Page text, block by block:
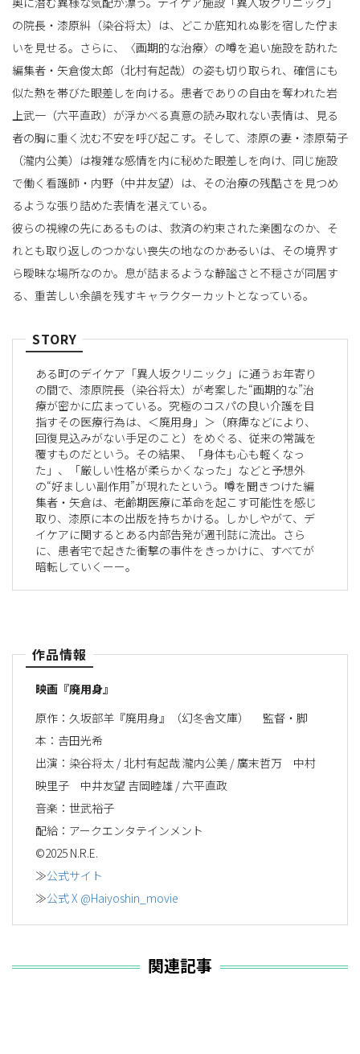
の院長・漆原糾（染谷将太）は、どこか底知れぬ影を宿した佇ま
いを見せる。さらに、〈画期的な治療〉の噂を追い施設を訪れた
編集者・矢倉俊太郎（北村有起哉）の姿も切り取られ、確信にも
似た熱を帯びた眼差しを向ける。患者でありの自由を奪われた岩
上武一（六平直政）が浮かべる真意の読み取れない表情は、見る
者の胸に重く沈む不安を呼び起こす。そして、漆原の妻・漆原菊子
（瀧内公美）は複雑な感情を内に秘めた眼差しを向け、同じ施設
で働く看護師・内野（中井友望）は、その治療の残酷さを見つめ
るような張り詰めた表情を湛えている。
彼らの視線の先にあるものは、救済の約束された楽園なのか、そ
れとも取り返しのつかない喪失の地なのか――あるいは、その境界す
ら曖昧な場所なのか。息が詰まるような静謐さと不穏さが同居す
る、重苦しい余韻を残すキャラクターカットとなっている。
STORY
ある町のデイケア「異人坂クリニック」に通うお年寄り
の間で、漆原院長（染谷将太）が考案した“画期的な”治
療が密かに広まっている。究極のコスパの良い介護を目
指すその医療行為は、＜廃用身」＞（麻痺などにより、
回復見込みがない手足のこと）をめぐる、従来の常識を
覆すものだという。その結果、「身体も心も軽くなっ
た」、「厳しい性格が柔らかくなった」などと予想外
の“好ましい副作用”が現れたという。噂を聞きつけた編
集者・矢倉は、老齢期医療に革命を起こす可能性を感じ
取り、漆原に本の出版を持ちかける。しかしやがて、デ
イケアに関するとある内部告発が週刊誌に流出。さら
に、患者宅で起きた衝撃の事件をきっかけに、すべてが
暗転していくーー。
作品情報
映画『廃用身』
原作：久坂部羊『廃用身』（幻冬舎文庫） 監督・脚
本：𠮷田光希
出演：染谷将太 / 北村有起哉 瀧内公美 / 廣末哲万 中村
映里子 中井友望 吉岡睦雄 / 六平直政
音楽：世武裕子
配給：アークエンタテインメント
©2025 N.R.E.
≫公式サイト
≫公式 X @Haiyoshin_movie
関連記事